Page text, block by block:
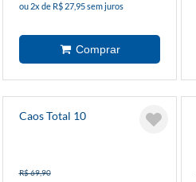
ou 2x de R$ 27,95 sem juros
Caos Total 10
R$ 69,90